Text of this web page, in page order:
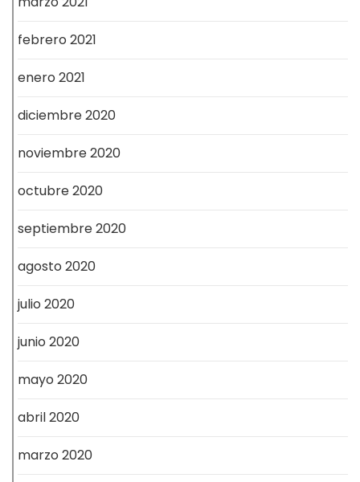
febrero 2021
enero 2021
diciembre 2020
noviembre 2020
octubre 2020
septiembre 2020
agosto 2020
julio 2020
junio 2020
mayo 2020
abril 2020
marzo 2020